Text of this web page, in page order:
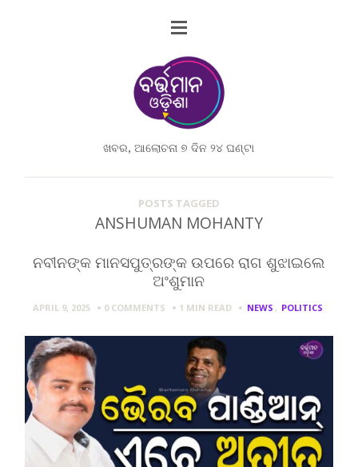
ଖବର, ଆଲୋଚନା ୭ ଦିନ ୨୪ ଘଣ୍ଟା
POSTS TAGGED
ANSHUMAN MOHANTY
ନବୀନଙ୍କ ମାନସପୁତ୍ରଙ୍କ ଉପରେ ରାଗ ଶୁଝାଇଲେ
ଅଂଶୁମାନ
APRIL 9, 2025 0 COMMENTS 1 MIN READ NEWS , POLITICS